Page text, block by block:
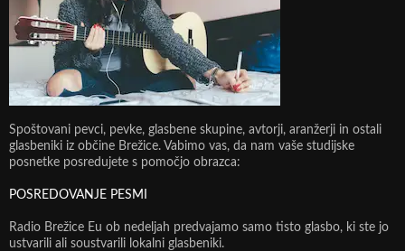
Spoštovani pevci, pevke, glasbene skupine, avtorji, aranžerji in ostali
glasbeniki iz občine Brežice. Vabimo vas, da nam vaše studijske
posnetke posredujete s pomočjo obrazca:
POSREDOVANJE PESMI
Radio Brežice Eu ob nedeljah predvajamo samo tisto glasbo, ki ste jo
ustvarili ali soustvarili lokalni glasbeniki.